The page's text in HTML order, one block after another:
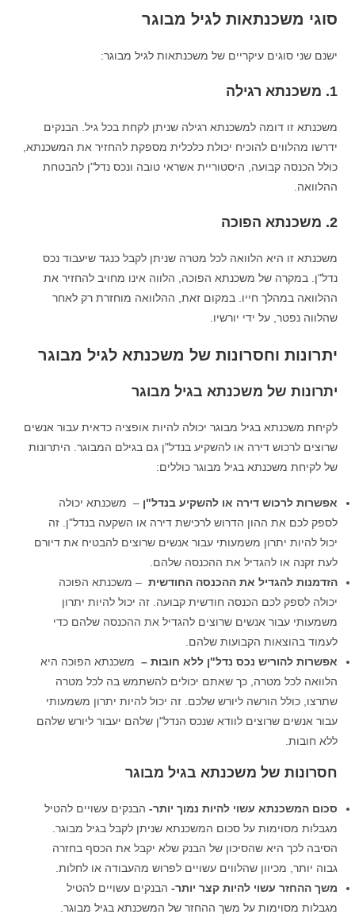
סוגי משכנתאות לגיל מבוגר
ישנם שני סוגים עיקריים של משכנתאות לגיל מבוגר:
1. משכנתא רגילה
משכנתא זו דומה למשכנתא רגילה שניתן לקחת בכל גיל. הבנקים
ידרשו מהלווים להוכיח יכולת כלכלית מספקת להחזיר את המשכנתא,
כולל הכנסה קבועה, היסטוריית אשראי טובה ונכס נדל"ן להבטחת
ההלוואה.
2. משכנתא הפוכה
משכנתא זו היא הלוואה לכל מטרה שניתן לקבל כנגד שיעבוד נכס
נדל"ן. במקרה של משכנתא הפוכה, הלווה אינו מחויב להחזיר את
ההלוואה במהלך חייו. במקום זאת, ההלוואה מוחזרת רק לאחר
שהלווה נפטר, על ידי יורשיו.
יתרונות וחסרונות של משכנתא לגיל מבוגר
יתרונות של משכנתא בגיל מבוגר
לקיחת משכנתא בגיל מבוגר יכולה להיות אופציה כדאית עבור אנשים
שרוצים לרכוש דירה או להשקיע בנדל"ן גם בגילם המבוגר. היתרונות
של לקיחת משכנתא בגיל מבוגר כוללים:
אפשרות לרכוש דירה או להשקיע בנדל"ן – משכנתא יכולה
לספק לכם את ההון הדרוש לרכישת דירה או השקעה בנדל"ן. זה
יכול להיות יתרון משמעותי עבור אנשים שרוצים להבטיח את דיורם
לעת זקנה או להגדיל את ההכנסה שלהם.
הזדמנות להגדיל את ההכנסה החודשית – משכנתא הפוכה
יכולה לספק לכם הכנסה חודשית קבועה. זה יכול להיות יתרון
משמעותי עבור אנשים שרוצים להגדיל את ההכנסה שלהם כדי
לעמוד בהוצאות הקבועות שלהם.
אפשרות להוריש נכס נדל"ן ללא חובות– משכנתא הפוכה היא
הלוואה לכל מטרה, כך שאתם יכולים להשתמש בה לכל מטרה
שתרצו, כולל הורשה ליורש שלכם. זה יכול להיות יתרון משמעותי
עבור אנשים שרוצים לוודא שנכס הנדל"ן שלהם יעבור ליורש שלהם
ללא חובות.
חסרונות של משכנתא בגיל מבוגר
סכום המשכנתא עשוי להיות נמוך יותר- הבנקים עשויים להטיל
מגבלות מסוימות על סכום המשכנתא שניתן לקבל בגיל מבוגר.
הסיבה לכך היא שהסיכון של הבנק שלא יקבל את הכסף בחזרה
גבוה יותר, מכיוון שהלווים עשויים לפרוש מהעבודה או לחלות.
משך ההחזר עשוי להיות קצר יותר- הבנקים עשויים להטיל
מגבלות מסוימות על משך ההחזר של המשכנתא בגיל מבוגר.